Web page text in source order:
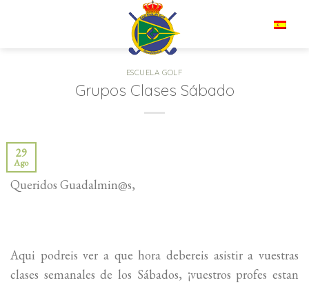
ESCUELA GOLF
Grupos Clases Sábado
29
Ago
Queridos Guadalmin@s,
Aqui podreis ver a que hora debereis asistir a vuestras
clases semanales de los Sábados, ¡vuestros profes estan